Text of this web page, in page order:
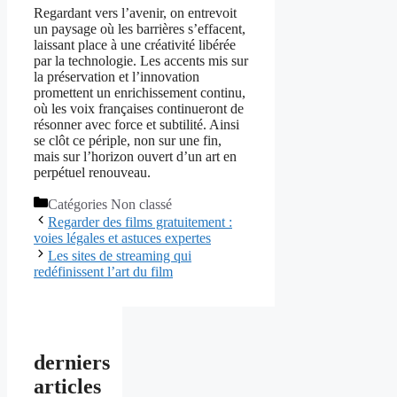
Regardant vers l’avenir, on entrevoit
un paysage où les barrières s’effacent,
laissant place à une créativité libérée
par la technologie. Les accents mis sur
la préservation et l’innovation
promettent un enrichissement continu,
où les voix françaises continueront de
résonner avec force et subtilité. Ainsi
se clôt ce périple, non sur une fin,
mais sur l’horizon ouvert d’un art en
perpétuel renouveau.
Catégories Non classé
Regarder des films gratuitement :
voies légales et astuces expertes
Les sites de streaming qui
redéfinissent l’art du film
derniers
articles